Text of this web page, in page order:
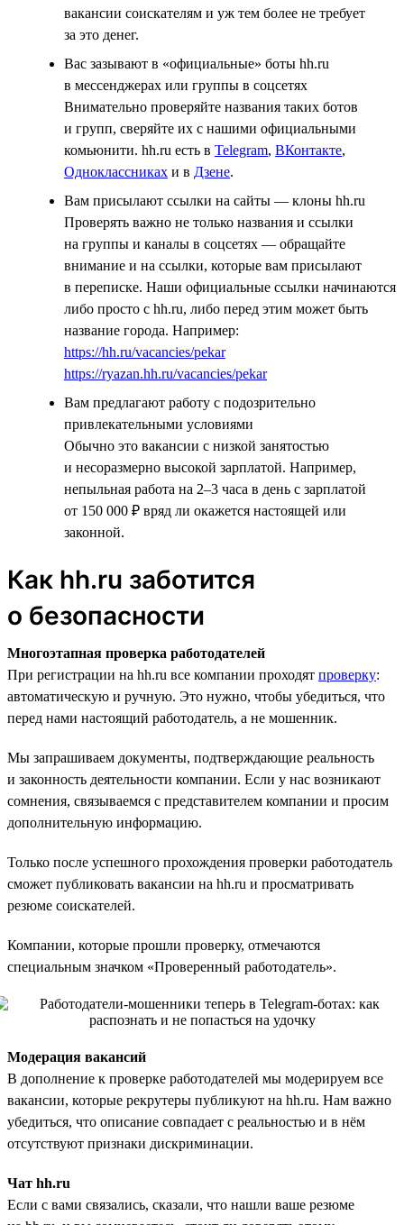
вакансии соискателям и уж тем более не требует
за это денег.
Вас зазывают в «официальные» боты hh.ru
в мессенджерах или группы в соцсетях
Внимательно проверяйте названия таких ботов
и групп, сверяйте их с нашими официальными
комьюнити. hh.ru есть в Telegram, ВКонтакте,
Одноклассниках и в Дзене.
Вам присылают ссылки на сайты — клоны hh.ru
Проверять важно не только названия и ссылки
на группы и каналы в соцсетях — обращайте
внимание и на ссылки, которые вам присылают
в переписке. Наши официальные ссылки начинаются
либо просто с hh.ru, либо перед этим может быть
название города. Например:
https://hh.ru/vacancies/pekar
https://ryazan.hh.ru/vacancies/pekar
Вам предлагают работу с подозрительно
привлекательными условиями
Обычно это вакансии с низкой занятостью
и несоразмерно высокой зарплатой. Например,
непыльная работа на 2–3 часа в день с зарплатой
от 150 000 ₽ вряд ли окажется настоящей или
законной.
Как hh.ru заботится
о безопасности
Многоэтапная проверка работодателей
При регистрации на hh.ru все компании проходят проверку:
автоматическую и ручную. Это нужно, чтобы убедиться, что
перед нами настоящий работодатель, а не мошенник.
Мы запрашиваем документы, подтверждающие реальность
и законность деятельности компании. Если у нас возникают
сомнения, связываемся с представителем компании и просим
дополнительную информацию.
Только после успешного прохождения проверки работодатель
сможет публиковать вакансии на hh.ru и просматривать
резюме соискателей.
Компании, которые прошли проверку, отмечаются
специальным значком «Проверенный работодатель».
Модерация вакансий
В дополнение к проверке работодателей мы модерируем все
вакансии, которые рекрутеры публикуют на hh.ru. Нам важно
убедиться, что описание совпадает с реальностью и в нём
отсутствуют признаки дискриминации.
Чат hh.ru
Если с вами связались, сказали, что нашли ваше резюме